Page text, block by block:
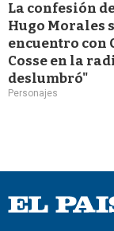
La confesión
Hugo Morales
encuentro con
Cosse en la
deslumbró"
Personajes